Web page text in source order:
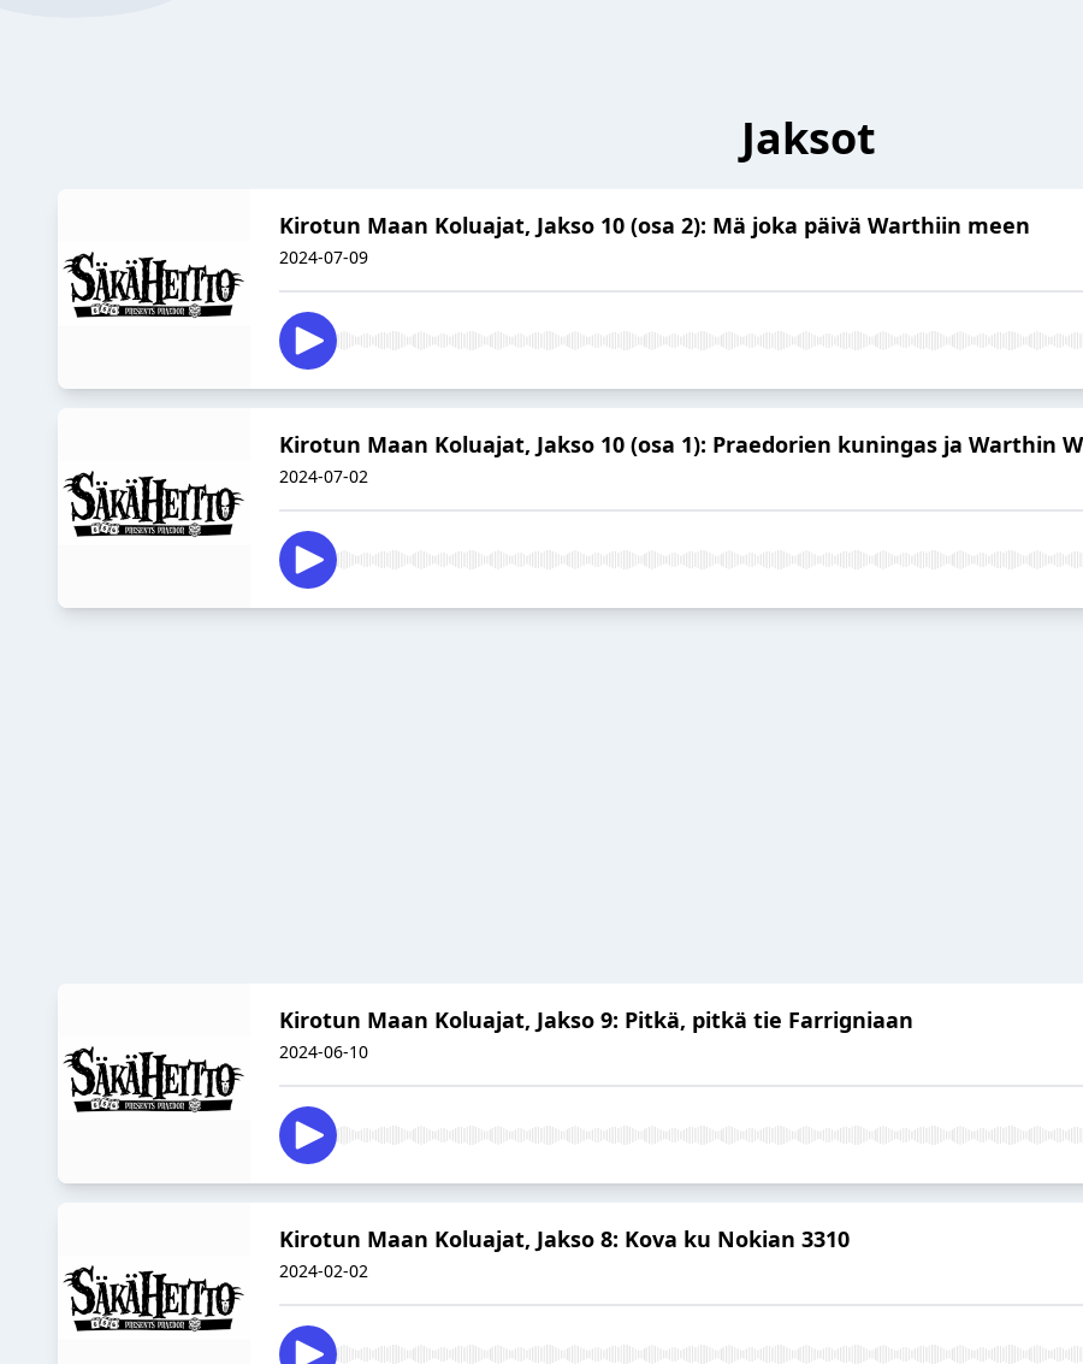
Jaksot
Kirotun Maan Koluajat, Jakso 10 (osa 2): Mä joka päivä Warthiin meen
2024-07-09
Kirotun Maan Koluajat, Jakso 10 (osa 1): Praedorien kuningas ja Warthin
2024-07-02
Kirotun Maan Koluajat, Jakso 9: Pitkä, pitkä tie Farrigniaan
2024-06-10
Kirotun Maan Koluajat, Jakso 8: Kova ku Nokian 3310
2024-02-02